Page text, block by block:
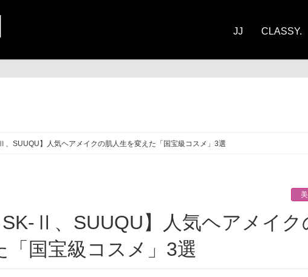
JJ CLASSY.
、SUUQU】人気ヘアメイクの肌人生を変えた「国宝級コスメ」3選
「国宝級コスメ」3選